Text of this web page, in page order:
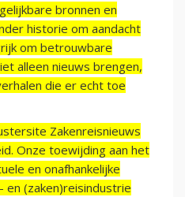
bronnen en
historie om aandacht
om betrouwbare
alleen nieuws brengen,
die er echt toe
Zakenreisnieuws
Onze toewijding aan het
en onafhankelijke
en (zaken)reisindustrie